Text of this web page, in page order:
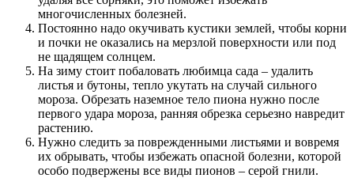
многочисленных болезней.
Постоянно надо окучивать кустики землей, чтобы корни
и почки не оказались на мерзлой поверхности или под
не щадящем солнцем.
На зиму стоит побаловать любимца сада – удалить
листья и бутоны, тепло укутать на случай сильного
мороза. Обрезать наземное тело пиона нужно после
первого удара мороза, ранняя обрезка серьезно навредит
растению.
Нужно следить за поврежденными листьями и вовремя
их обрывать, чтобы избежать опасной болезни, которой
особо подвержены все виды пионов – серой гнили.